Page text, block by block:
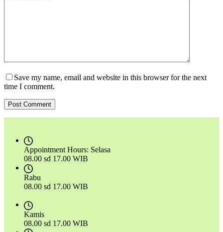
Save my name, email and website in this browser for the next
time I comment.
Post Comment
Appointment Hours: Selasa
08.00 sd 17.00 WIB
Rabu
08.00 sd 17.00 WIB
Kamis
08.00 sd 17.00 WIB